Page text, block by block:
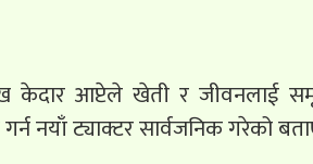
केदार आप्टेले खेती र जीवनलाई
नयाँ ट्याक्टर सार्वजनिक गरेको